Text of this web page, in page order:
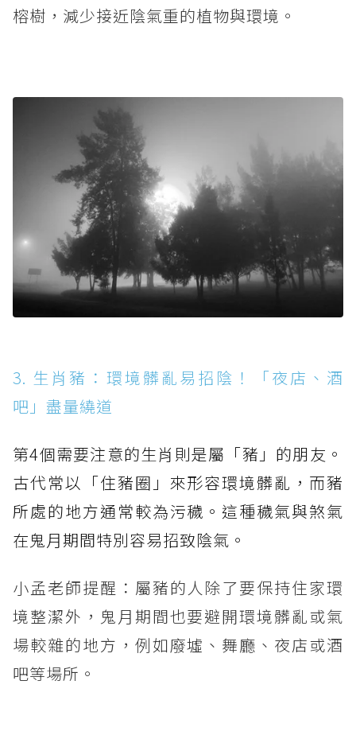
榕樹，減少接近陰氣重的植物與環境。
3. 生肖豬：環境髒亂易招陰！「夜店、酒
吧」盡量繞道
第4個需要注意的生肖則是屬「豬」的朋友。
古代常以「住豬圈」來形容環境髒亂，而豬
所處的地方通常較為污穢。這種穢氣與煞氣
在鬼月期間特別容易招致陰氣。
小孟老師提醒：屬豬的人除了要保持住家環
境整潔外，鬼月期間也要避開環境髒亂或氣
場較雜的地方，例如廢墟、舞廳、夜店或酒
吧等場所。